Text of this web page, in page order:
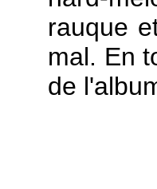
rauque
mal. En